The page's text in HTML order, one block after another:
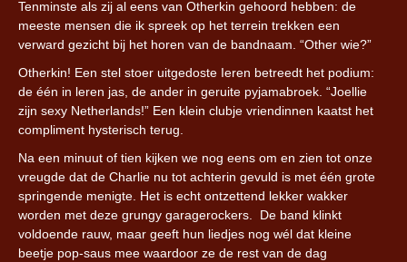
Tenminste als zij al eens van Otherkin gehoord hebben: de
meeste mensen die ik spreek op het terrein trekken een
verward gezicht bij het horen van de bandnaam. “Other wie?”
Otherkin! Een stel stoer uitgedoste Ieren betreedt het podium:
de één in leren jas, de ander in geruite pyjamabroek. “Joellie
zijn sexy Netherlands!” Een klein clubje vriendinnen kaatst het
compliment hysterisch terug.
Na een minuut of tien kijken we nog eens om en zien tot onze
vreugde dat de Charlie nu tot achterin gevuld is met één grote
springende menigte. Het is echt ontzettend lekker wakker
worden met deze grungy garagerockers. De band klinkt
voldoende rauw, maar geeft hun liedjes nog wél dat kleine
beetje pop-saus mee waardoor ze de rest van de dag